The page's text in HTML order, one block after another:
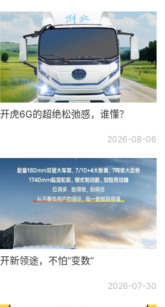
开虎6G的超绝松弛感，谁懂？
2026-08-06
开新领途，不怕“变数”
2026-07-30